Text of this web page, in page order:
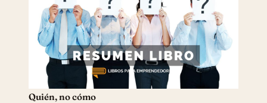
Quién, no cómo